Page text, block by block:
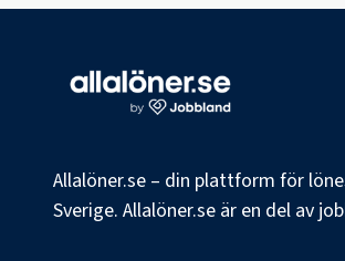
Allalöner.se – din plattform för
Sverige. Allalöner.se är en del av